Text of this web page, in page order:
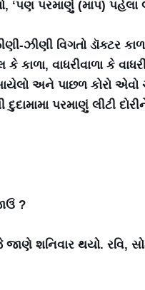
‘પણ પરમાણું (માપ) પહેલા
ઝીણી-ઝીણી વિગતો
કે કાળા, વાધરીવાળા કે
અને પાછળ કોરો એવો
પરમાણું લીટી
?
જાણે શનિવાર થયો.